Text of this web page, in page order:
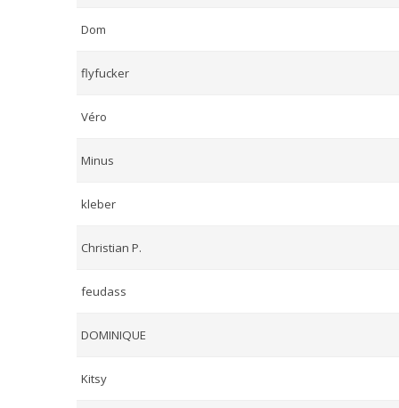
Dom
flyfucker
Véro
Minus
kleber
Christian P.
feudass
DOMINIQUE
Kitsy